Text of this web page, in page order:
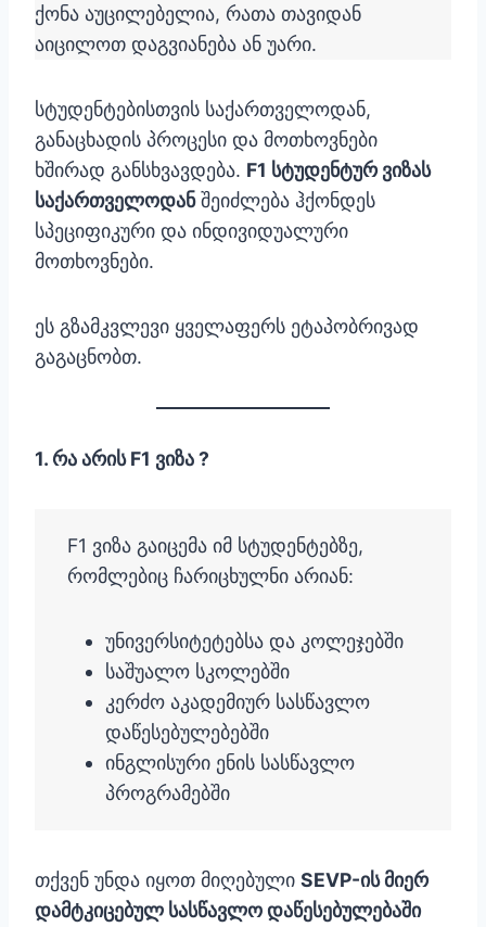
ქონა აუცილებელია, რათა თავიდან
აიცილოთ დაგვიანება ან უარი.
სტუდენტებისთვის საქართველოდან,
განაცხადის პროცესი და მოთხოვნები
ხშირად განსხვავდება. F1 სტუდენტურ ვიზას
საქართველოდანშეიძლება ჰქონდეს
სპეციფიკური და ინდივიდუალური
მოთხოვნები.
ეს გზამკვლევი ყველაფერს ეტაპობრივად
გაგაცნობთ.
1. რა არის F1 ვიზა ?
F1 ვიზა გაიცემა იმ სტუდენტებზე,
რომლებიც ჩარიცხულნი არიან:
უნივერსიტეტებსა და კოლეჯებში
საშუალო სკოლებში
კერძო აკადემიურ სასწავლო
დაწესებულებებში
ინგლისური ენის სასწავლო
პროგრამებში
თქვენ უნდა იყოთ მიღებული SEVP-ის მიერ
დამტკიცებულ სასწავლო დაწესებულებაში